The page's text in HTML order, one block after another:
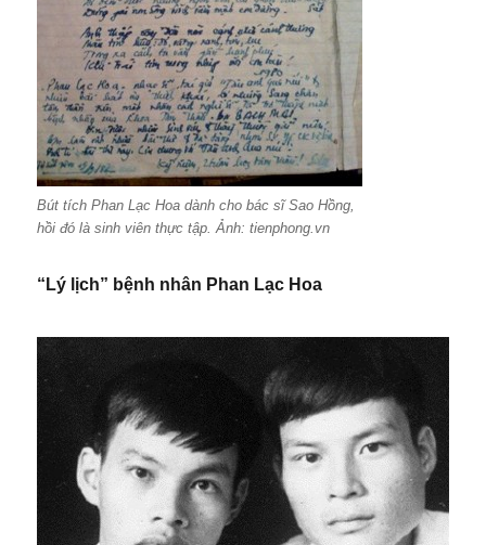
Bút tích Phan Lạc Hoa dành cho bác sĩ Sao Hồng,
hồi đó là sinh viên thực tập. Ảnh: tienphong.vn
“Lý lịch” bệnh nhân Phan Lạc Hoa